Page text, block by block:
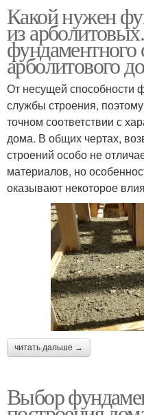
Какой нужен
из
фундаментного
арболитового
От несущей способности
службы строения,
точном соответствии с
дома. В общих чертах,
строений особо не
материалов, но
оказывают некоторое
читать дальше →
Выбор